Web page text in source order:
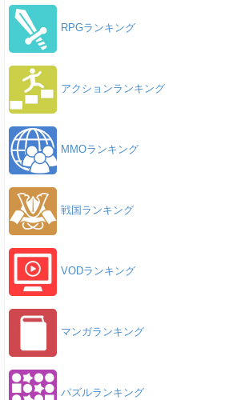
RPGランキング
アクションランキング
MMOランキング
戦国ランキング
VODランキング
マンガランキング
パズルランキング